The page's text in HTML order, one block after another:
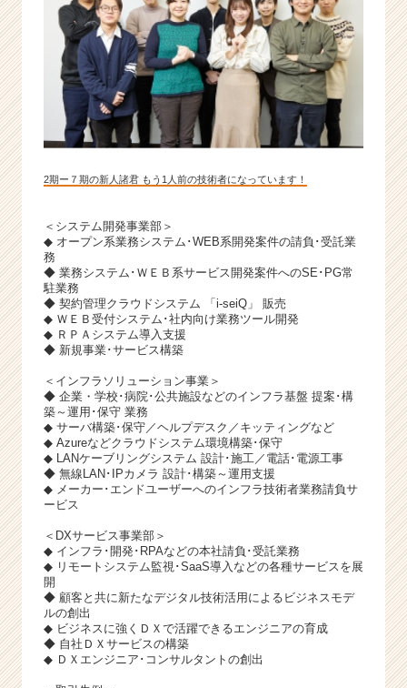
2期ー７期の新人諸君 もう1人前の技術者になっています！
＜システム開発事業部＞
◆ オープン系業務システム･WEB系開発案件の請負･受託業
務
◆ 業務システム･ＷＥＢ系サービス開発案件へのSE･PG常
駐業務
◆ 契約管理クラウドシステム 「i-seiQ」 販売
◆ ＷＥＢ受付システム･社内向け業務ツール開発
◆ ＲＰＡシステム導入支援
◆ 新規事業･サービス構築
＜インフラソリューション事業＞
◆ 企業・学校･病院･公共施設などのインフラ基盤 提案･構
築～運用･保守 業務
◆ サーバ構築･保守／ヘルプデスク／キッティングなど
◆ Azureなどクラウドシステム環境構築･保守
◆ LANケーブリングシステム 設計･施工／電話･電源工事
◆ 無線LAN･IPカメラ 設計･構築～運用支援
◆ メーカー･エンドユーザーへのインフラ技術者業務請負サ
ービス
＜DXサービス事業部＞
◆ インフラ･開発･RPAなどの本社請負･受託業務
◆ リモートシステム監視･SaaS導入などの各種サービスを展
開
◆ 顧客と共に新たなデジタル技術活用によるビジネスモデ
ルの創出
◆ ビジネスに強くＤＸで活躍できるエンジニアの育成
◆ 自社ＤＸサービスの構築
◆ ＤＸエンジニア･コンサルタントの創出